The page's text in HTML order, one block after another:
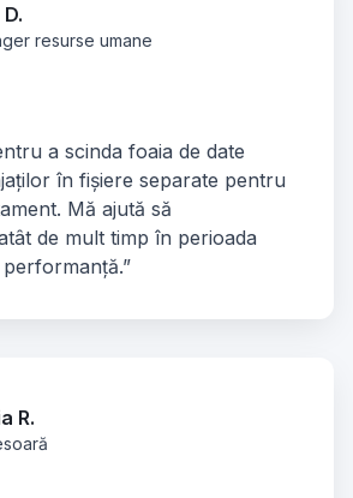
resurse umane
a scinda foaia de date
în fișiere separate pentru
Mă ajută să
de mult timp în perioada
R.